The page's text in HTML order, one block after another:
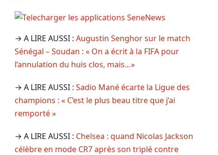
→ A LIRE AUSSI : Augustin Senghor sur le match
Sénégal – Soudan : « On a écrit à la FIFA pour
l’annulation du huis clos, mais…»
→ A LIRE AUSSI : Sadio Mané écarte la Ligue des
champions : « C’est le plus beau titre que j’ai
remporté »
→ A LIRE AUSSI : Chelsea : quand Nicolas Jackson
célèbre en mode CR7 après son triplé contre